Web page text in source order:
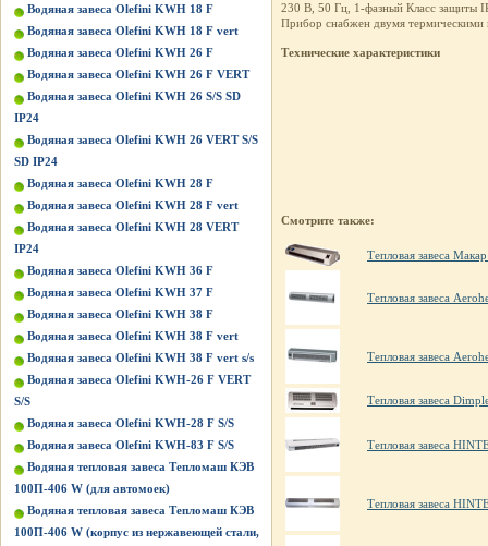
Водяная завеса Olefini KWH 18 F
Водяная завеса Olefini KWH 18 F vert
Водяная завеса Olefini KWH 26 F
Водяная завеса Olefini KWH 26 F VERT
Водяная завеса Olefini KWH 26 S/S SD
IP24
Водяная завеса Olefini KWH 26 VERT S/S
SD IP24
Водяная завеса Olefini KWH 28 F
Водяная завеса Olefini KWH 28 F vert
Водяная завеса Olefini KWH 28 VERT
IP24
Водяная завеса Olefini KWH 36 F
Водяная завеса Olefini KWH 37 F
Водяная завеса Olefini KWH 38 F
Водяная завеса Olefini KWH 38 F vert
Водяная завеса Olefini KWH 38 F vert s/s
Водяная завеса Olefini KWH-26 F VERT
S/S
Водяная завеса Olefini KWH-28 F S/S
Водяная завеса Olefini KWH-83 F S/S
Водяная тепловая завеса Тепломаш КЭВ
100П-406 W (для автомоек)
Водяная тепловая завеса Тепломаш КЭВ
100П-406 W (корпус из нержавеющей стали,
230 В, 50 Гц, 1-фазный Класс защиты
Прибор снабжен двумя термическими
Технические характеристики
Смотрите также:
Тепловая завеса
Тепловая завеса
Тепловая завеса
Тепловая завеса
Тепловая завеса
Тепловая завеса